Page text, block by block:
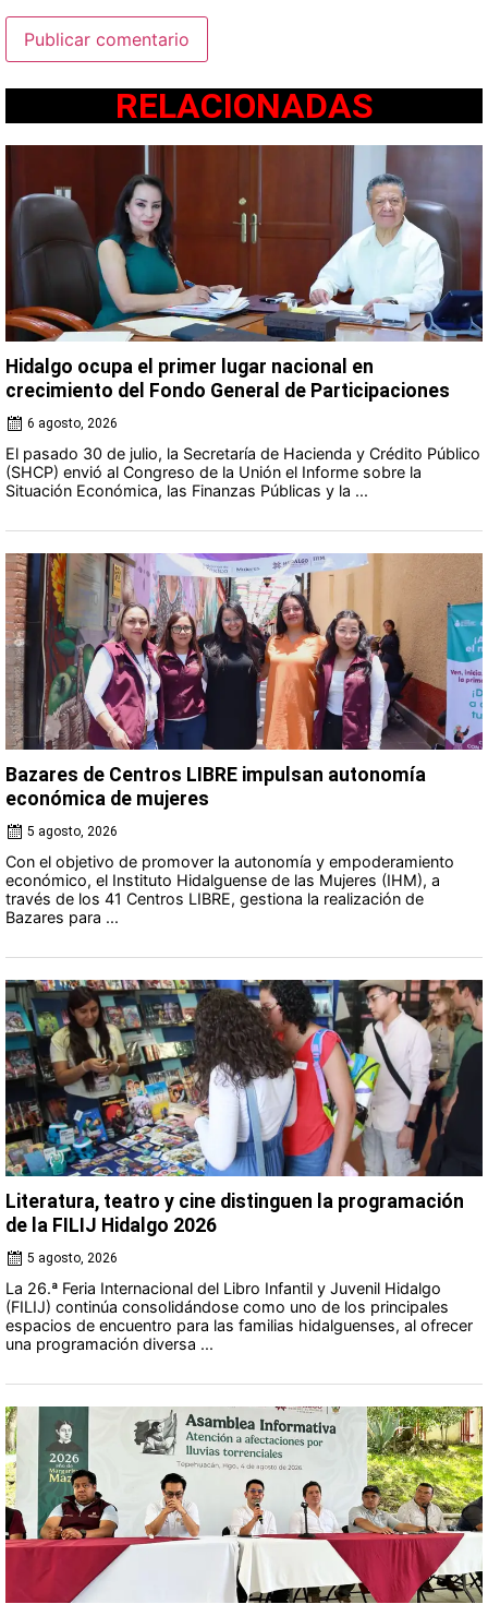
RELACIONADAS
Hidalgo ocupa el primer lugar nacional en
crecimiento del Fondo General de Participaciones
6 agosto, 2026
El pasado 30 de julio, la Secretaría de Hacienda y Crédito Público
(SHCP) envió al Congreso de la Unión el Informe sobre la
Situación Económica, las Finanzas Públicas y la ...
Bazares de Centros LIBRE impulsan autonomía
económica de mujeres
5 agosto, 2026
Con el objetivo de promover la autonomía y empoderamiento
económico, el Instituto Hidalguense de las Mujeres (IHM), a
través de los 41 Centros LIBRE, gestiona la realización de
Bazares para ...
Literatura, teatro y cine distinguen la programación
de la FILIJ Hidalgo 2026
5 agosto, 2026
La 26.ª Feria Internacional del Libro Infantil y Juvenil Hidalgo
(FILIJ) continúa consolidándose como uno de los principales
espacios de encuentro para las familias hidalguenses, al ofrecer
una programación diversa ...